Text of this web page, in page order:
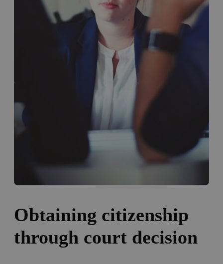
Obtaining citizenship
through court decision